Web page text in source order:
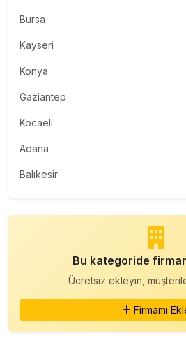
Bursa
Kayseri
Konya
Gaziantep
Kocaeli
Adana
Balıkesir
Bu kategoride
Ücretsiz ekleyin,
Firmamı